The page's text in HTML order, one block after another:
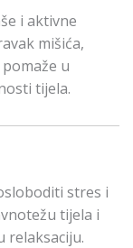
i aktivne
mišića,
u
tijela.
stres i
tijela i
relaksaciju.